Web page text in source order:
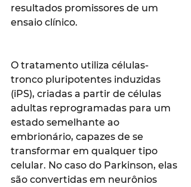
resultados promissores de um
ensaio clínico.
O tratamento utiliza células-
tronco pluripotentes induzidas
(iPS), criadas a partir de células
adultas reprogramadas para um
estado semelhante ao
embrionário, capazes de se
transformar em qualquer tipo
celular. No caso do Parkinson, elas
são convertidas em neurônios